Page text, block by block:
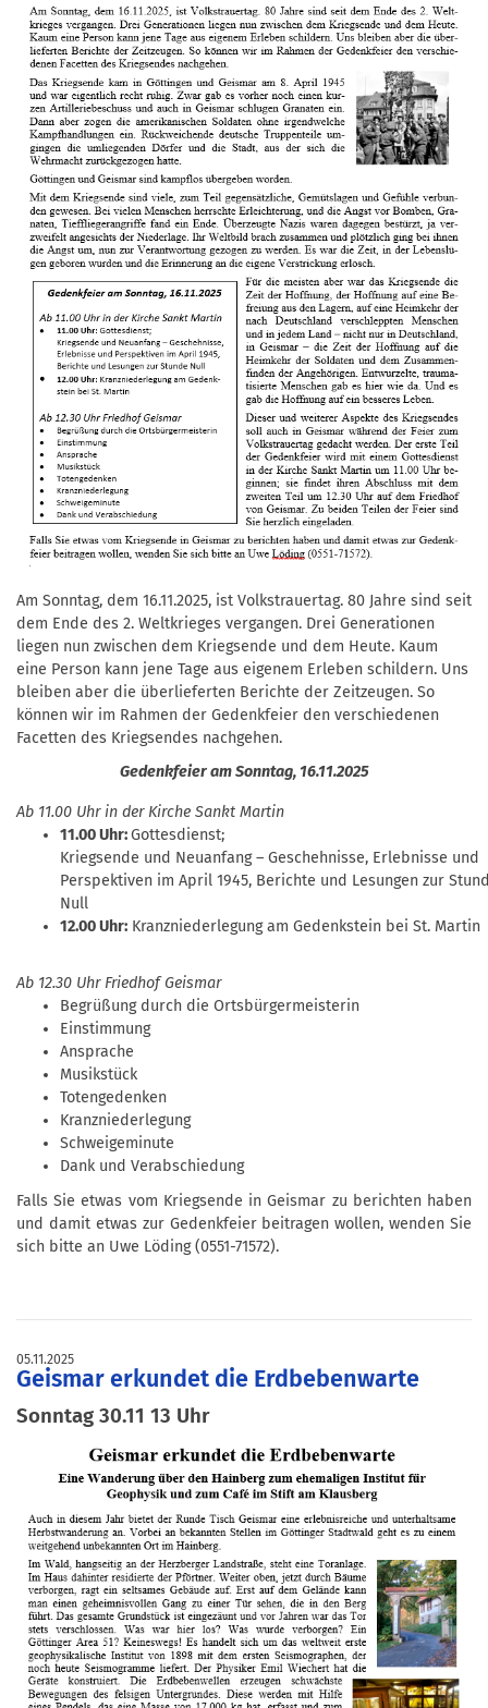
Am Sonntag, dem 16.11.2025, ist Volkstrauertag. 80 Jahre sind seit
dem Ende des 2. Weltkrieges vergangen. Drei Generationen
liegen nun zwischen dem Kriegsende und dem Heute. Kaum
eine Person kann jene Tage aus eigenem Erleben schildern. Uns
bleiben aber die überlieferten Berichte der Zeitzeugen. So
können wir im Rahmen der Gedenkfeier den verschiedenen
Facetten des Kriegsendes nachgehen.
Gedenkfeier amSonntag, 16.11.2025
Ab 11.00 Uhr in der Kirche Sankt Martin
11.00 Uhr:Gottesdienst;
Kriegsende und Neuanfang – Geschehnisse, Erlebnisse und
Perspektiven im April 1945, Berichte und Lesungen zur
Null
12.00 Uhr: Kranzniederlegung am Gedenkstein bei St. Martin
Ab 12.30 Uhr Friedhof Geismar
Begrüßung durch die Ortsbürgermeisterin
Einstimmung
Ansprache
Musikstück
Totengedenken
Kranzniederlegung
Schweigeminute
Dank und Verabschiedung
Falls Sie etwas vom Kriegsende in Geismar zu berichten haben
und damit etwas zur Gedenkfeier beitragen wollen, wenden Sie
sich bitte an Uwe Löding (0551-71572).
05.11.2025
Geismar erkundet die Erdbebenwarte
Sonntag 30.11 13 Uhr